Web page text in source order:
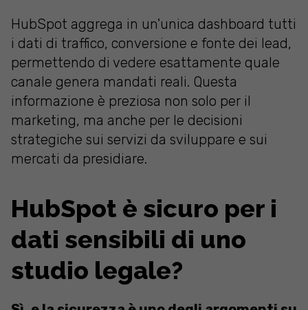
HubSpot aggrega in un'unica dashboard tutti
i dati di traffico, conversione e fonte dei lead,
permettendo di vedere esattamente quale
canale genera mandati reali. Questa
informazione è preziosa non solo per il
marketing, ma anche per le decisioni
strategiche sui servizi da sviluppare e sui
mercati da presidiare.
HubSpot è sicuro per i
dati sensibili di uno
studio legale?